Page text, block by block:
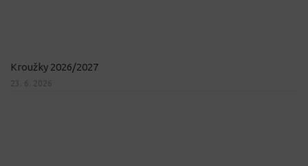
Kroužky 2026/2027
23. 6. 2026